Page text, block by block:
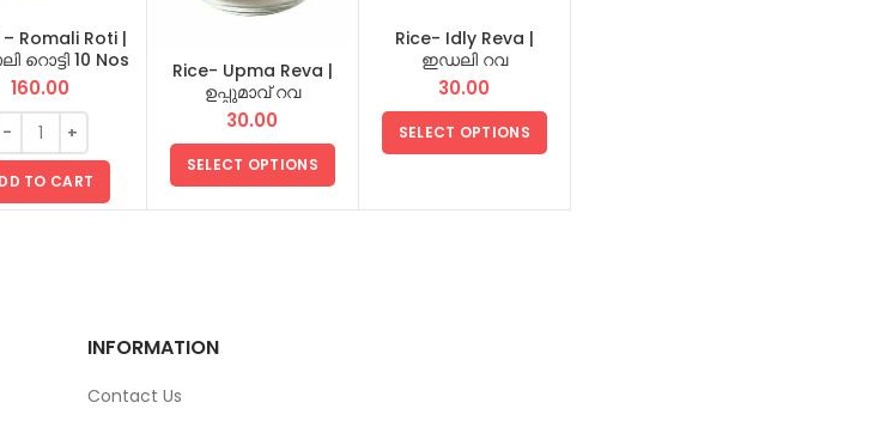
Romali Roti |
റൊട്ടി 10 Nos
160.00
TO CART
Rice- Upma Reva |
ഉപ്പുമാവ് റവ
30.00
SELECT OPTIONS
Rice- Idly Reva |
ഇഡലി റവ
30.00
SELECT OPTIONS
INFORMATION
Contact Us